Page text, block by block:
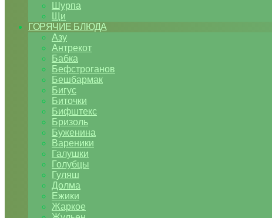
Шурпа
Щи
ГОРЯЧИЕ БЛЮДА
Азу
Антрекот
Бабка
Бефстроганов
Бешбармак
Бигус
Биточки
Бифштекс
Бризоль
Буженина
Вареники
Галушки
Голубцы
Гуляш
Долма
Ежики
Жаркое